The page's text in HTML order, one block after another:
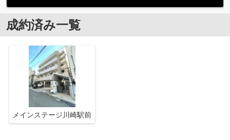
成約済み一覧
メインステージ川崎駅前